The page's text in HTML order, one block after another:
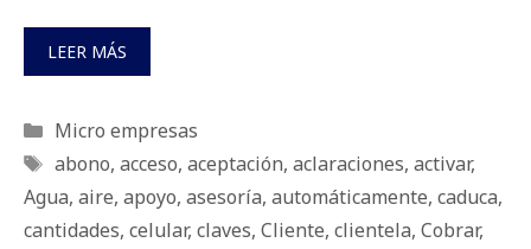
LEER MÁS
Categorías
Micro empresas
Etiquetas
abono, acceso, aceptación, aclaraciones, activar,
Agua, aire, apoyo, asesoría, automáticamente, caduca,
cantidades, celular, claves, Cliente, clientela, Cobrar,